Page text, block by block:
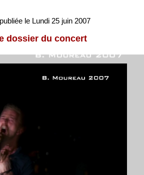
le Lundi 25 juin 2007
dossier du concert